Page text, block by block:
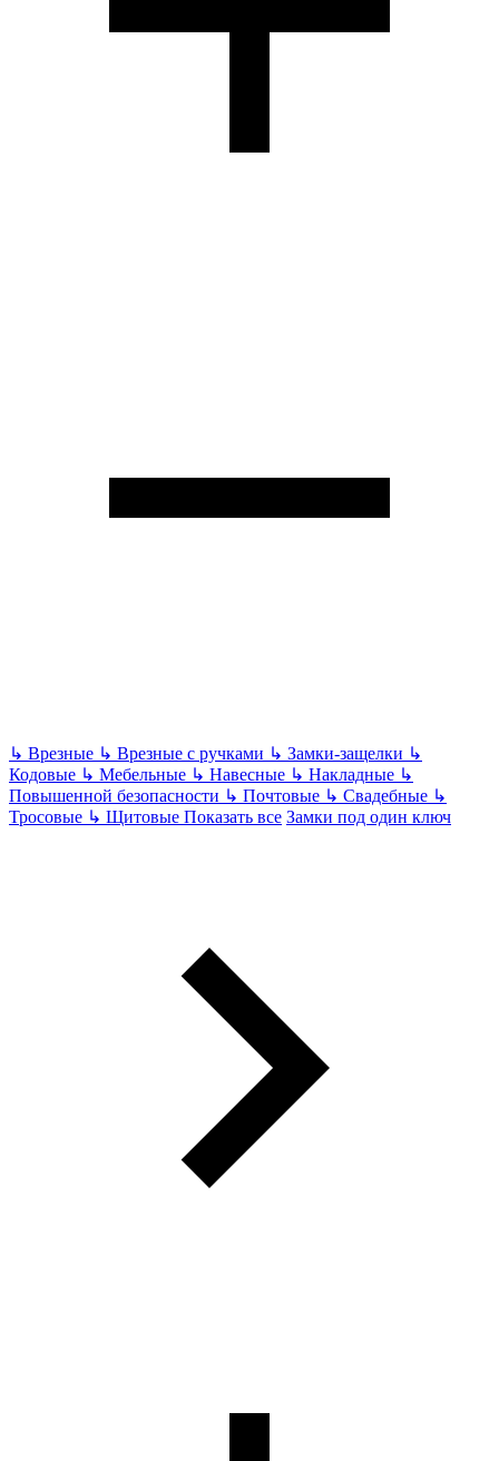
↳ Врезные ↳ Врезные с ручками ↳ Замки-защелки ↳
Кодовые ↳ Мебельные ↳ Навесные ↳ Накладные ↳
Повышенной безопасности ↳ Почтовые ↳ Свадебные ↳
Тросовые ↳ Щитовые Показать все Замки под один ключ